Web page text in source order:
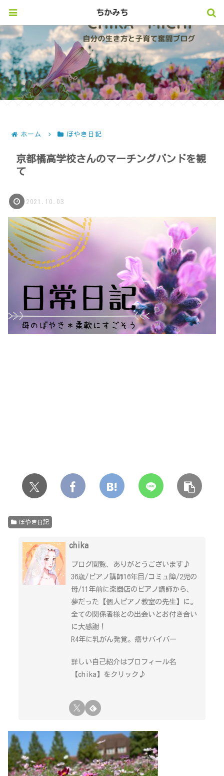
ホーム ぼやき日記
京都橘高学校さんのマーチングバンドを観
て
2021.10.03
ぼやき日記
chika
ブログ閲覧、ありがとうございます♪
36歳/ピアノ講師16年目/コミュ障/2児の
母/11年前に楽器店のピアノ講師から、
夢だった【個人ピアノ教室の先生】に。
全ての関係者様との出会いとお付き合い
に大感謝！
R4年に乳がん発覚。癌サバイバー
詳しい自己紹介はプロフィール名
【chika】をクリック♪
ちかみち